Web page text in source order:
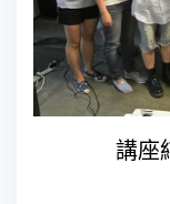
講座